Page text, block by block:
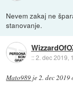
Nevem zakaj ne
stanovanje.
::2. dec 2019,
Mato989 je2. dec 2019